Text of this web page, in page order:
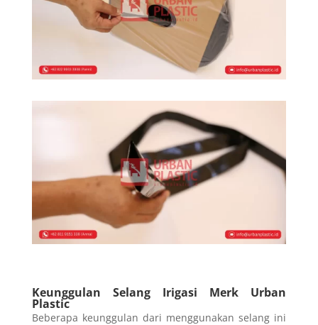
Keunggulan Selang Irigasi Merk Urban
Plastic
Beberapa keunggulan dari menggunakan selang ini